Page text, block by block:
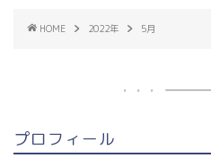
HOME 2022年 5月
プロフィール